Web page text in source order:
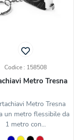
Codice : 158508
Metro Tresna
Metro Tresna
un metro flessibile da
1 metro con...